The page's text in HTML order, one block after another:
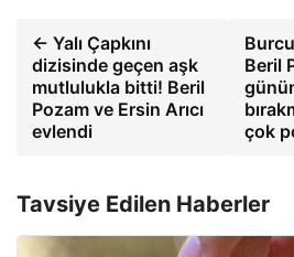
← Yalı Çapkını
dizisinde geçen aşk
mutlulukla bitti! Beril
Pozam ve Ersin Arıcı
evlendi
Beril
çok
Tavsiye Edilen Haberler